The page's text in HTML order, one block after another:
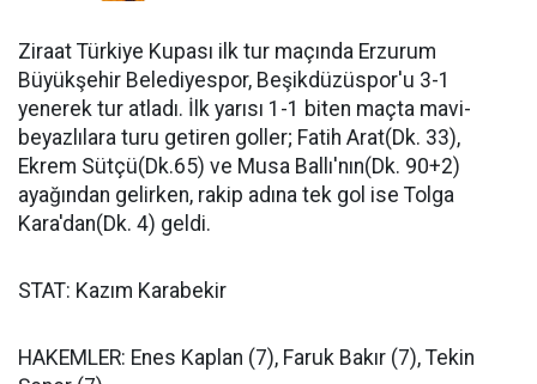
Ziraat Türkiye Kupası ilk tur maçında Erzurum
Büyükşehir Belediyespor, Beşikdüzüspor'u 3-1
yenerek tur atladı. İlk yarısı 1-1 biten maçta mavi-
beyazlılara turu getiren goller; Fatih Arat(Dk. 33),
Ekrem Sütçü(Dk.65) ve Musa Ballı'nın(Dk. 90+2)
ayağından gelirken, rakip adına tek gol ise Tolga
Kara'dan(Dk. 4) geldi.
STAT: Kazım Karabekir
HAKEMLER: Enes Kaplan (7), Faruk Bakır (7), Tekin